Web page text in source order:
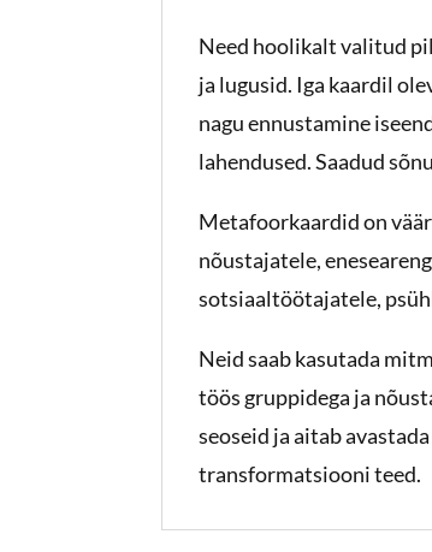
Need hoolikalt valitud
ja lugusid. Iga kaardil
nagu ennustamine
lahendused. Saadud
Metafoorkaardid on
nõustajatele,
sotsiaaltöötajatele,
Neid saab kasutada
töös gruppidega ja
seoseid ja aitab
transformatsiooni teed.